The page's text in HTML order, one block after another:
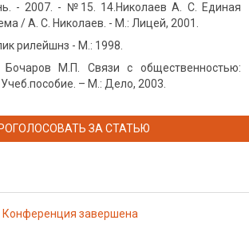
- 2007. - №15. 14.Николаев А. С. Единая
/ А. С. Николаев. - М.: Лицей, 2001.
рилейшнз - М.: 1998.
М.П. Связи с общественностью:
– М.: Дело, 2003.
ЗА СТАТЬЮ
Конференция завершена